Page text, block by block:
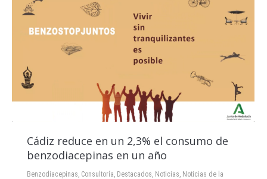
Cádiz reduce en un 2,3% el consumo de
benzodiacepinas en un año
Benzodiacepinas Consultoría Destacados Noticias Noticias de la